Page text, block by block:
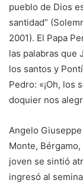
pueblo de Dios
santidad”
2001). El Papa
las palabras que
los santos y
Pedro: «¡Oh, los
doquier nos
Angelo
Monte,
joven se sintió
ingresó al